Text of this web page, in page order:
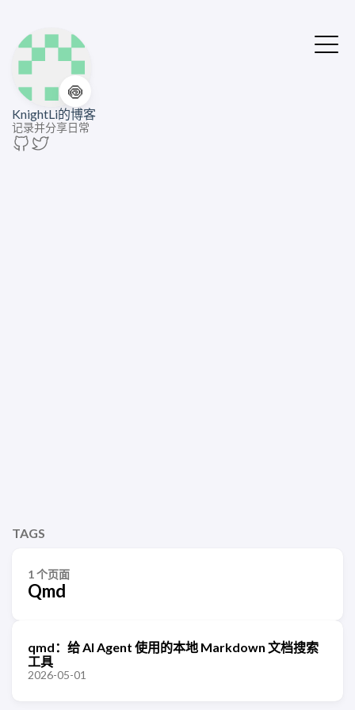
🍥
KnightLi的博客
记录并分享日常
TAGS
1 个页面
Qmd
qmd：给 AI Agent 使用的本地 Markdown 文档搜索
工具
2026-05-01